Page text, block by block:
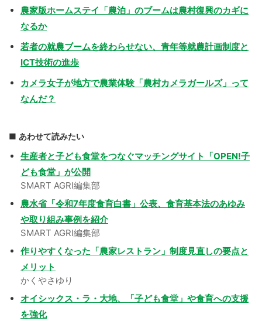
農家版ホームステイ「農泊」のブームは農村復興のカギに
なるか
若者の就農ブームを終わらせない、青年等就農計画制度と
ICT技術の進歩
カメラ女子が地方で農業体験「農村カメラガールズ」って
なんだ？
あわせて読みたい
生産者と子ども食堂をつなぐマッチングサイト「OPEN!子
ども食堂」が公開
SMART AGRI編集部
農水省「令和7年度食育白書」公表、食育基本法のあゆみ
や取り組み事例を紹介
SMART AGRI編集部
作りやすくなった「農家レストラン」制度見直しの要点と
メリット
かくやさゆり
オイシックス・ラ・大地、「子ども食堂」や食育への支援
を強化